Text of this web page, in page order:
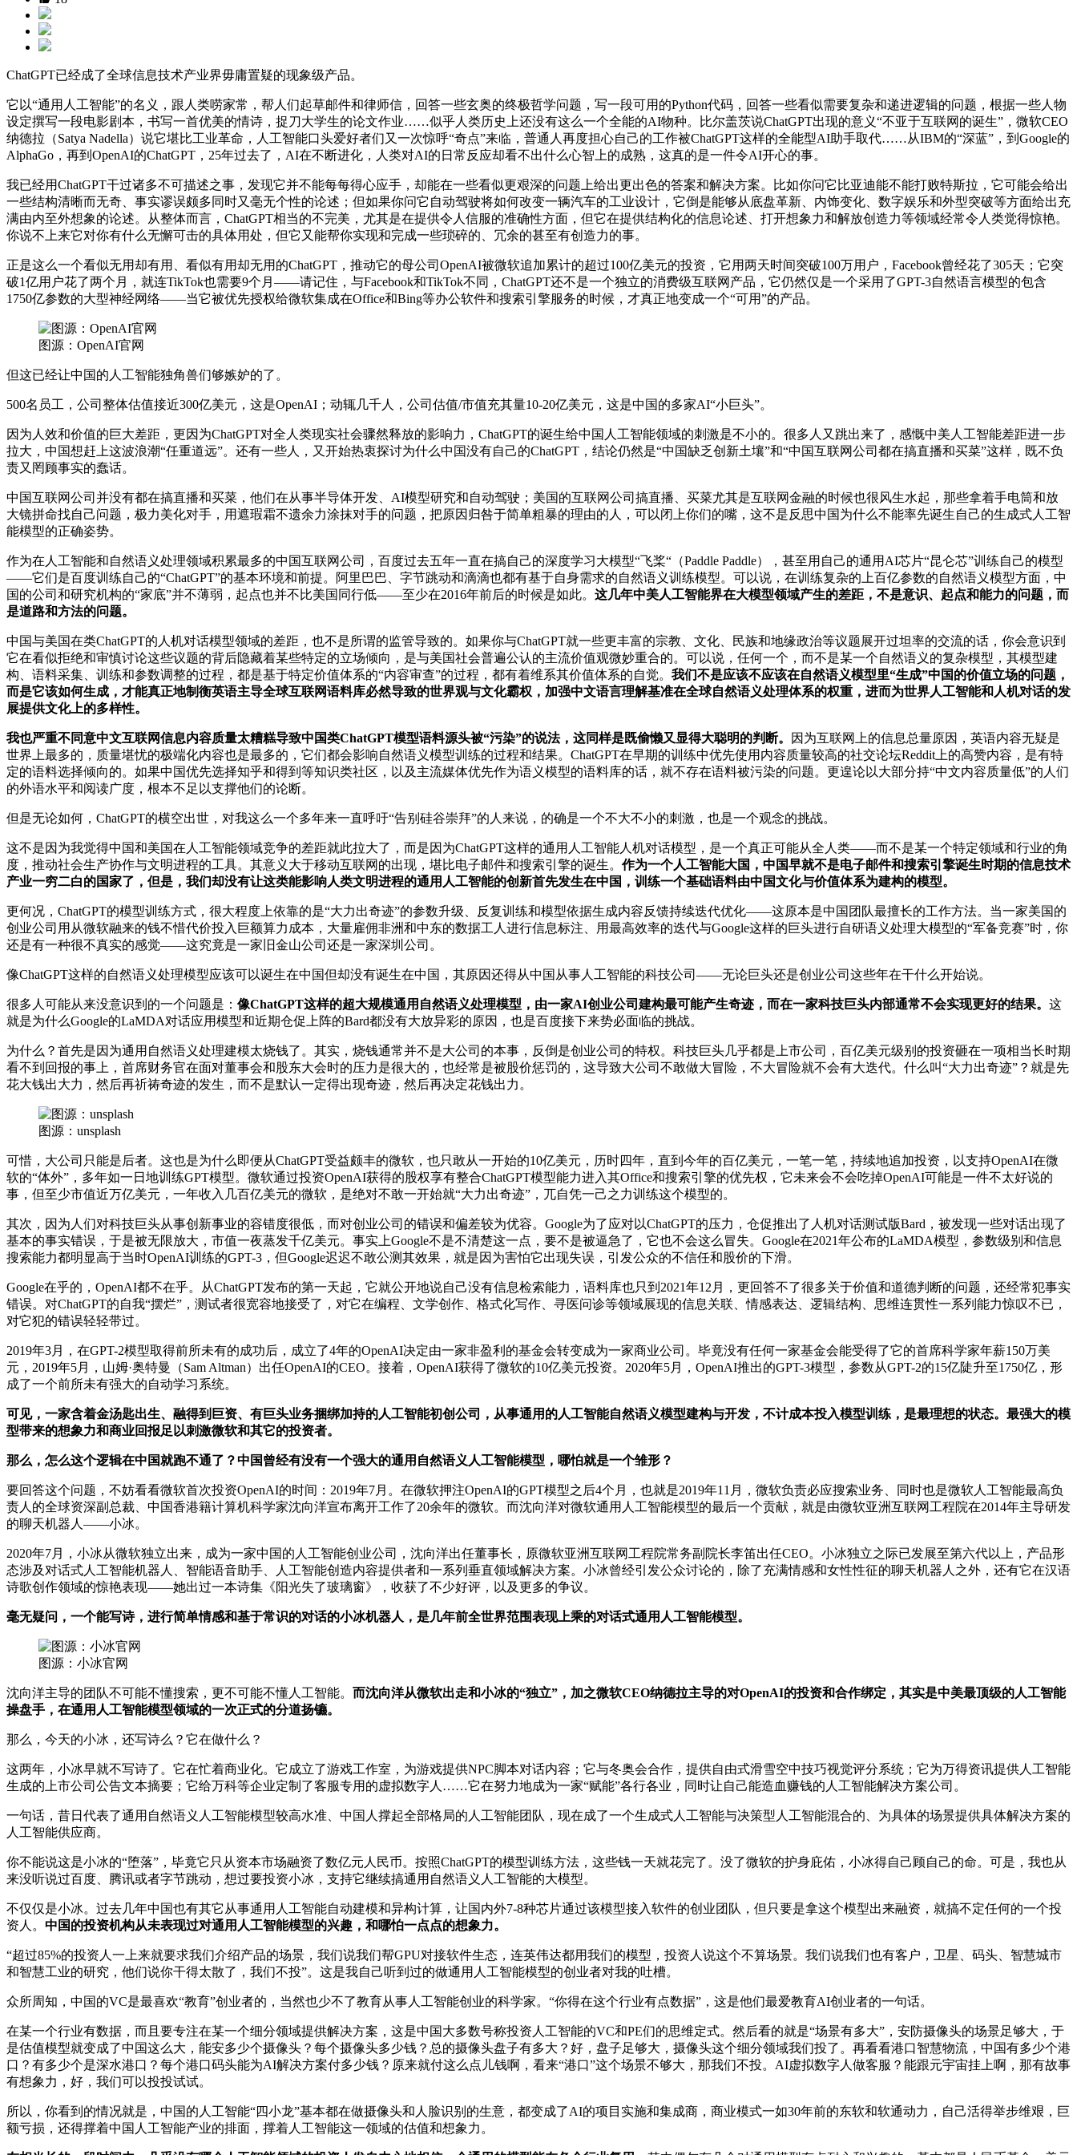
ChatGPT已经成了全球信息技术产业界毋庸置疑的现象级产品。
它以“通用人工智能”的名义，跟人类唠家常，帮人们起草邮件和律师信，回答一些玄奥的终极哲学问题，写一段可用的Python代码，回答一些看似需要复杂和递进逻辑的问题，根据一些人物
设定撰写一段电影剧本，书写一首优美的情诗，捉刀大学生的论文作业……似乎人类历史上还没有这么一个全能的AI物种。比尔盖茨说ChatGPT出现的意义“不亚于互联网的诞生”，微软CEO
纳德拉（Satya Nadella）说它堪比工业革命，人工智能口头爱好者们又一次惊呼“奇点”来临，普通人再度担心自己的工作被ChatGPT这样的全能型AI助手取代……从IBM的“深蓝”，到Google的
AlphaGo，再到OpenAI的ChatGPT，25年过去了，AI在不断进化，人类对AI的日常反应却看不出什么心智上的成熟，这真的是一件令AI开心的事。
我已经用ChatGPT干过诸多不可描述之事，发现它并不能每每得心应手，却能在一些看似更艰深的问题上给出更出色的答案和解决方案。比如你问它比亚迪能不能打败特斯拉，它可能会给出
一些结构清晰而无奇、事实谬误颇多同时又毫无个性的论述；但如果你问它自动驾驶将如何改变一辆汽车的工业设计，它倒是能够从底盘革新、内饰变化、数字娱乐和外型突破等方面给出充
满由内至外想象的论述。从整体而言，ChatGPT相当的不完美，尤其是在提供令人信服的准确性方面，但它在提供结构化的信息论述、打开想象力和解放创造力等领域经常令人类觉得惊艳。
你说不上来它对你有什么无懈可击的具体用处，但它又能帮你实现和完成一些琐碎的、冗余的甚至有创造力的事。
正是这么一个看似无用却有用、看似有用却无用的ChatGPT，推动它的母公司OpenAI被微软追加累计的超过100亿美元的投资，它用两天时间突破100万用户，Facebook曾经花了305天；它突
破1亿用户花了两个月，就连TikTok也需要9个月——请记住，与Facebook和TikTok不同，ChatGPT还不是一个独立的消费级互联网产品，它仍然仅是一个采用了GPT-3自然语言模型的包含
1750亿参数的大型神经网络——当它被优先授权给微软集成在Office和Bing等办公软件和搜索引擎服务的时候，才真正地变成一个“可用”的产品。
图源：OpenAI官网
但这已经让中国的人工智能独角兽们够嫉妒的了。
500名员工，公司整体估值接近300亿美元，这是OpenAI；动辄几千人，公司估值/市值充其量10-20亿美元，这是中国的多家AI“小巨头”。
因为人效和价值的巨大差距，更因为ChatGPT对全人类现实社会骤然释放的影响力，ChatGPT的诞生给中国人工智能领域的刺激是不小的。很多人又跳出来了，感慨中美人工智能差距进一步
拉大，中国想赶上这波浪潮“任重道远”。还有一些人，又开始热衷探讨为什么中国没有自己的ChatGPT，结论仍然是“中国缺乏创新土壤”和“中国互联网公司都在搞直播和买菜”这样，既不负
责又罔顾事实的蠢话。
中国互联网公司并没有都在搞直播和买菜，他们在从事半导体开发、AI模型研究和自动驾驶；美国的互联网公司搞直播、买菜尤其是互联网金融的时候也很风生水起，那些拿着手电筒和放
大镜拼命找自己问题，极力美化对手，用遮瑕霜不遗余力涂抹对手的问题，把原因归咎于简单粗暴的理由的人，可以闭上你们的嘴，这不是反思中国为什么不能率先诞生自己的生成式人工智
能模型的正确姿势。
作为在人工智能和自然语义处理领域积累最多的中国互联网公司，百度过去五年一直在搞自己的深度学习大模型“飞桨“（Paddle Paddle），甚至用自己的通用AI芯片“昆仑芯”训练自己的模型
——它们是百度训练自己的“ChatGPT”的基本环境和前提。阿里巴巴、字节跳动和滴滴也都有基于自身需求的自然语义训练模型。可以说，在训练复杂的上百亿参数的自然语义模型方面，中
国的公司和研究机构的“家底”并不薄弱，起点也并不比美国同行低——至少在2016年前后的时候是如此。 这几年中美人工智能界在大模型领域产生的差距，不是意识、起点和能力的问题，而
是道路和方法的问题。
中国与美国在类ChatGPT的人机对话模型领域的差距，也不是所谓的监管导致的。如果你与ChatGPT就一些更丰富的宗教、文化、民族和地缘政治等议题展开过坦率的交流的话，你会意识到
它在看似拒绝和审慎讨论这些议题的背后隐藏着某些特定的立场倾向，是与美国社会普遍公认的主流价值观微妙重合的。可以说，任何一个，而不是某一个自然语义的复杂模型，其模型建
构、语料采集、训练和参数调整的过程，都是基于特定价值体系的“内容审查”的过程，都有着维系其价值体系的自觉。 我们不是应该不应该在自然语义模型里“生成”中国的价值立场的问题，
而是它该如何生成，才能真正地制衡英语主导全球互联网语料库必然导致的世界观与文化霸权，加强中文语言理解基准在全球自然语义处理体系的权重，进而为世界人工智能和人机对话的发
展提供文化上的多样性。
我也严重不同意中文互联网信息内容质量太糟糕导致中国类ChatGPT模型语料源头被“污染”的说法，这同样是既偷懒又显得大聪明的判断。
因为互联网上的信息总量原因，英语内容无疑是
世界上最多的，质量堪忧的极端化内容也是最多的，它们都会影响自然语义模型训练的过程和结果。ChatGPT在早期的训练中优先使用内容质量较高的社交论坛Reddit上的高赞内容，是有特
定的语料选择倾向的。如果中国优先选择知乎和得到等知识类社区，以及主流媒体优先作为语义模型的语料库的话，就不存在语料被污染的问题。更遑论以大部分持“中文内容质量低”的人们
的外语水平和阅读广度，根本不足以支撑他们的论断。
但是无论如何，ChatGPT的横空出世，对我这么一个多年来一直呼吁“告别硅谷崇拜”的人来说，的确是一个不大不小的刺激，也是一个观念的挑战。
这不是因为我觉得中国和美国在人工智能领域竞争的差距就此拉大了，而是因为ChatGPT这样的通用人工智能人机对话模型，是一个真正可能从全人类——而不是某一个特定领域和行业的角
度，推动社会生产协作与文明进程的工具。其意义大于移动互联网的出现，堪比电子邮件和搜索引擎的诞生。 作为一个人工智能大国，中国早就不是电子邮件和搜索引擎诞生时期的信息技术
产业一穷二白的国家了，但是，我们却没有让这类能影响人类文明进程的通用人工智能的创新首先发生在中国，训练一个基础语料由中国文化与价值体系为建构的模型。
更何况，ChatGPT的模型训练方式，很大程度上依靠的是“大力出奇迹”的参数升级、反复训练和模型依据生成内容反馈持续迭代优化——这原本是中国团队最擅长的工作方法。当一家美国的
创业公司用从微软融来的钱不惜代价投入巨额算力成本，大量雇佣非洲和中东的数据工人进行信息标注、用最高效率的迭代与Google这样的巨头进行自研语义处理大模型的“军备竞赛”时，你
还是有一种很不真实的感觉——这究竟是一家旧金山公司还是一家深圳公司。
像ChatGPT这样的自然语义处理模型应该可以诞生在中国但却没有诞生在中国，其原因还得从中国从事人工智能的科技公司——无论巨头还是创业公司这些年在干什么开始说。
很多人可能从来没意识到的一个问题是： 像ChatGPT这样的超大规模通用自然语义处理模型，由一家AI创业公司建构最可能产生奇迹，而在一家科技巨头内部通常不会实现更好的结果。 这
就是为什么Google的LaMDA对话应用模型和近期仓促上阵的Bard都没有大放异彩的原因，也是百度接下来势必面临的挑战。
为什么？首先是因为通用自然语义处理建模太烧钱了。其实，烧钱通常并不是大公司的本事，反倒是创业公司的特权。科技巨头几乎都是上市公司，百亿美元级别的投资砸在一项相当长时期
看不到回报的事上，首席财务官在面对董事会和股东大会时的压力是很大的，也经常是被股价惩罚的，这导致大公司不敢做大冒险，不大冒险就不会有大迭代。什么叫“大力出奇迹”？就是先
花大钱出大力，然后再祈祷奇迹的发生，而不是默认一定得出现奇迹，然后再决定花钱出力。
图源：unsplash
可惜，大公司只能是后者。这也是为什么即便从ChatGPT受益颇丰的微软，也只敢从一开始的10亿美元，历时四年，直到今年的百亿美元，一笔一笔，持续地追加投资，以支持OpenAI在微
软的“体外”，多年如一日地训练GPT模型。微软通过投资OpenAI获得的股权享有整合ChatGPT模型能力进入其Office和搜索引擎的优先权，它未来会不会吃掉OpenAI可能是一件不太好说的
事，但至少市值近万亿美元，一年收入几百亿美元的微软，是绝对不敢一开始就“大力出奇迹”，兀自凭一己之力训练这个模型的。
其次，因为人们对科技巨头从事创新事业的容错度很低，而对创业公司的错误和偏差较为优容。Google为了应对以ChatGPT的压力，仓促推出了人机对话测试版Bard，被发现一些对话出现了
基本的事实错误，于是被无限放大，市值一夜蒸发千亿美元。事实上Google不是不清楚这一点，要不是被逼急了，它也不会这么冒失。Google在2021年公布的LaMDA模型，参数级别和信息
搜索能力都明显高于当时OpenAI训练的GPT-3，但Google迟迟不敢公测其效果，就是因为害怕它出现失误，引发公众的不信任和股价的下滑。
Google在乎的，OpenAI都不在乎。从ChatGPT发布的第一天起，它就公开地说自己没有信息检索能力，语料库也只到2021年12月，更回答不了很多关于价值和道德判断的问题，还经常犯事实
错误。对ChatGPT的自我“摆烂”，测试者很宽容地接受了，对它在编程、文学创作、格式化写作、寻医问诊等领域展现的信息关联、情感表达、逻辑结构、思维连贯性一系列能力惊叹不已，
对它犯的错误轻轻带过。
2019年3月，在GPT-2模型取得前所未有的成功后，成立了4年的OpenAI决定由一家非盈利的基金会转变成为一家商业公司。毕竟没有任何一家基金会能受得了它的首席科学家年薪150万美
元，2019年5月，山姆·奥特曼（Sam Altman）出任OpenAI的CEO。接着，OpenAI获得了微软的10亿美元投资。2020年5月，OpenAI推出的GPT-3模型，参数从GPT-2的15亿陡升至1750亿，形
成了一个前所未有强大的自动学习系统。
可见，一家含着金汤匙出生、融得到巨资、有巨头业务捆绑加持的人工智能初创公司，从事通用的人工智能自然语义模型建构与开发，不计成本投入模型训练，是最理想的状态。最强大的模
型带来的想象力和商业回报足以刺激微软和其它的投资者。
那么，怎么这个逻辑在中国就跑不通了？中国曾经有没有一个强大的通用自然语义人工智能模型，哪怕就是一个雏形？
要回答这个问题，不妨看看微软首次投资OpenAI的时间：2019年7月。在微软押注OpenAI的GPT模型之后4个月，也就是2019年11月，微软负责必应搜索业务、同时也是微软人工智能最高负
责人的全球资深副总裁、中国香港籍计算机科学家沈向洋宣布离开工作了20余年的微软。而沈向洋对微软通用人工智能模型的最后一个贡献，就是由微软亚洲互联网工程院在2014年主导研发
的聊天机器人——小冰。
2020年7月，小冰从微软独立出来，成为一家中国的人工智能创业公司，沈向洋出任董事长，原微软亚洲互联网工程院常务副院长李笛出任CEO。小冰独立之际已发展至第六代以上，产品形
态涉及对话式人工智能机器人、智能语音助手、人工智能创造内容提供者和一系列垂直领域解决方案。小冰曾经引发公众讨论的，除了充满情感和女性性征的聊天机器人之外，还有它在汉语
诗歌创作领域的惊艳表现——她出过一本诗集《阳光失了玻璃窗》，收获了不少好评，以及更多的争议。
毫无疑问，一个能写诗，进行简单情感和基于常识的对话的小冰机器人，是几年前全世界范围表现上乘的对话式通用人工智能模型。
图源：小冰官网
沈向洋主导的团队不可能不懂搜索，更不可能不懂人工智能。 而沈向洋从微软出走和小冰的“独立”，加之微软CEO纳德拉主导的对OpenAI的投资和合作绑定，其实是中美最顶级的人工智能
操盘手，在通用人工智能模型领域的一次正式的分道扬镳。
那么，今天的小冰，还写诗么？它在做什么？
这两年，小冰早就不写诗了。它在忙着商业化。它成立了游戏工作室，为游戏提供NPC脚本对话内容；它与冬奥会合作，提供自由式滑雪空中技巧视觉评分系统；它为万得资讯提供人工智能
生成的上市公司公告文本摘要；它给万科等企业定制了客服专用的虚拟数字人……它在努力地成为一家“赋能”各行各业，同时让自己能造血赚钱的人工智能解决方案公司。
一句话，昔日代表了通用自然语义人工智能模型较高水准、中国人撑起全部格局的人工智能团队，现在成了一个生成式人工智能与决策型人工智能混合的、为具体的场景提供具体解决方案的
人工智能供应商。
你不能说这是小冰的“堕落”，毕竟它只从资本市场融资了数亿元人民币。按照ChatGPT的模型训练方法，这些钱一天就花完了。没了微软的护身庇佑，小冰得自己顾自己的命。可是，我也从
来没听说过百度、腾讯或者字节跳动，想过要投资小冰，支持它继续搞通用自然语义人工智能的大模型。
不仅仅是小冰。过去几年中国也有其它从事通用人工智能自动建模和异构计算，让国内外7-8种芯片通过该模型接入软件的创业团队，但只要是拿这个模型出来融资，就搞不定任何的一个投
资人。 中国的投资机构从未表现过对通用人工智能模型的兴趣，和哪怕一点点的想象力。
“超过85%的投资人一上来就要求我们介绍产品的场景，我们说我们帮GPU对接软件生态，连英伟达都用我们的模型，投资人说这个不算场景。我们说我们也有客户，卫星、码头、智慧城市
和智慧工业的研究，他们说你干得太散了，我们不投”。这是我自己听到过的做通用人工智能模型的创业者对我的吐槽。
众所周知，中国的VC是最喜欢“教育”创业者的，当然也少不了教育从事人工智能创业的科学家。“你得在这个行业有点数据”，这是他们最爱教育AI创业者的一句话。
在某一个行业有数据，而且要专注在某一个细分领域提供解决方案，这是中国大多数号称投资人工智能的VC和PE们的思维定式。然后看的就是“场景有多大”，安防摄像头的场景足够大，于
是估值模型就变成了中国这么大，能安多少个摄像头？每个摄像头多少钱？总的摄像头盘子有多大？好，盘子足够大，摄像头这个细分领域我们投了。再看看港口智慧物流，中国有多少个港
口？有多少个是深水港口？每个港口码头能为AI解决方案付多少钱？原来就付这么点儿钱啊，看来“港口”这个场景不够大，那我们不投。AI虚拟数字人做客服？能跟元宇宙挂上啊，那有故事
有想象力，好，我们可以投投试试。
所以，你看到的情况就是，中国的人工智能“四小龙”基本都在做摄像头和人脸识别的生意，都变成了AI的项目实施和集成商，商业模式一如30年前的东软和软通动力，自己活得举步维艰，巨
额亏损，还得撑着中国人工智能产业的排面，撑着人工智能这一领域的估值和想象力。